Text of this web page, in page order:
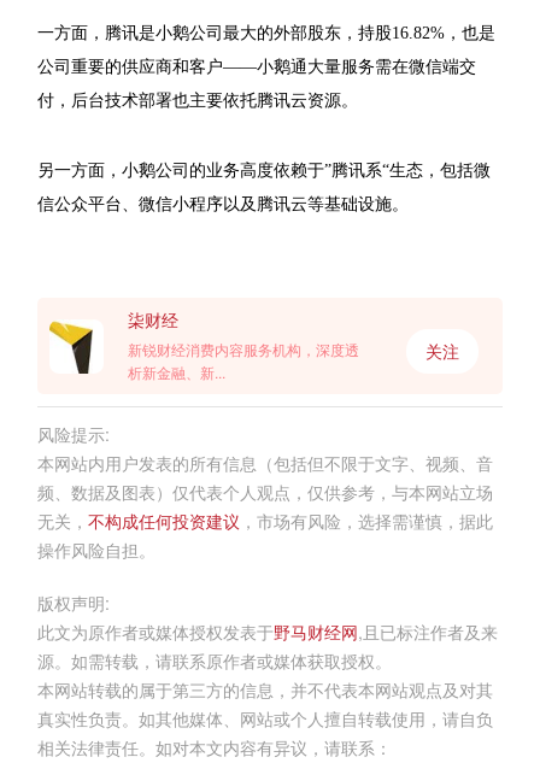
一方面，腾讯是小鹅公司最大的外部股东，持股16.82%，也是
公司重要的供应商和客户——小鹅通大量服务需在微信端交
付，后台技术部署也主要依托腾讯云资源。
另一方面，小鹅公司的业务高度依赖于”腾讯系“生态，包括微
信公众平台、微信小程序以及腾讯云等基础设施。
柒财经
新锐财经消费内容服务机构，深度透
析新金融、新...
关注
风险提示:
本网站内用户发表的所有信息（包括但不限于文字、视频、音
频、数据及图表）仅代表个人观点，仅供参考，与本网站立场
无关， 不构成任何投资建议 ，市场有风险，选择需谨慎，据此
操作风险自担。
版权声明:
此文为原作者或媒体授权发表于野马财经网,且已标注作者及来
源。如需转载，请联系原作者或媒体获取授权。
本网站转载的属于第三方的信息，并不代表本网站观点及对其
真实性负责。如其他媒体、网站或个人擅自转载使用，请自负
相关法律责任。如对本文内容有异议，请联系：